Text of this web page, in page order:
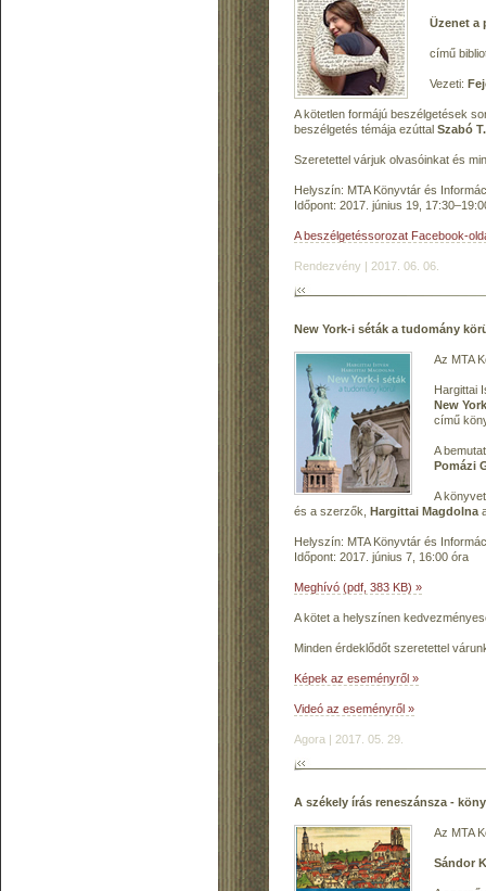
Üzenet a
című
Vezeti:
A kötetlen formájú beszélgetések
beszélgetés témája ezúttal Szabó
Szeretettel várjuk olvasóinkat és
Helyszín: MTA Könyvtár és
Időpont: 2017. június 19,
A beszélgetéssorozat Facebook-
Rendezvény | 2017. 06. 06.
New York-i séták a tudomány
Az MTA
Hargittai
New
című
A
Pomázi
A
és a szerzők, Hargittai Magdolna
Helyszín: MTA Könyvtár és
Időpont: 2017. június 7, 16:00 óra
Meghívó (pdf, 383 KB) »
A kötet a helyszínen
Minden érdeklődőt szeretettel
Képek az eseményről »
Videó az eseményről »
Agora | 2017. 05. 29.
A székely írás reneszánsza -
Az MTA
Sándor